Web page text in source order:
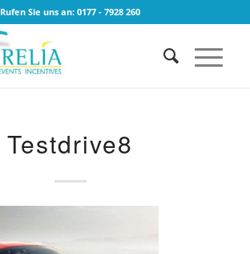
Rufen Sie uns an: 0177 - 7928 260
Testdrive8